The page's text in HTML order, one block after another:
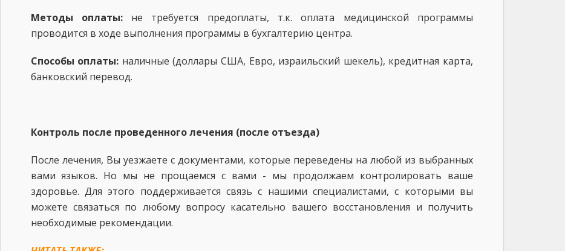
Методы оплаты:не требуется предоплаты, т.к. оплата медицинской программы
проводится в ходе выполнения программы в бухгалтерию центра.
Способы оплаты: наличные (доллары США, Евро, израильский шекель), кредитная карта,
банковский перевод.
Контроль после проведенного лечения (после отъезда)
После лечения, Вы уезжаете с документами, которые переведены на любой из выбранных
вами языков. Но мы не прощаемся с вами - мы продолжаем контролировать ваше
здоровье. Для этого поддерживается связь с нашими специалистами, с которыми вы
можете связаться по любому вопросу касательно вашего восстановления и получить
необходимые рекомендации.